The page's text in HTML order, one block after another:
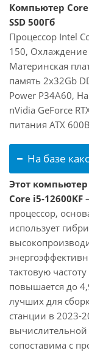
Компьютер Core
SSD 500Гб
Процессор Intel
150, Охлаждение
Материнская
память 2x32Gb
Power P34A60,
nVidia GeForce
питания ATX
На базе
Этот
Core i5-12600KF
процессор,
использует
тактовую
повышается до
лучших для
станции в 2023-
вычислительной
сопоставима с